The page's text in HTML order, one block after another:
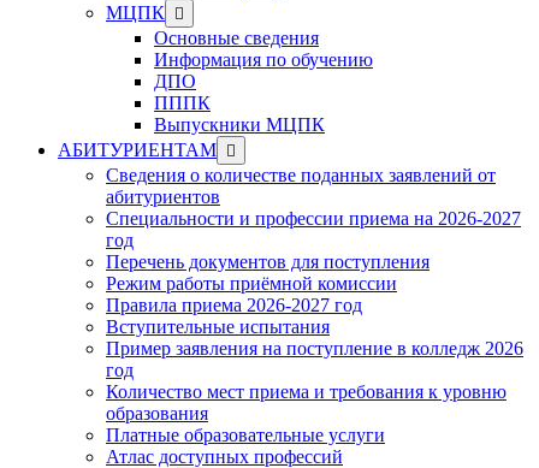
МЦПК Show
sub
menu
Основные сведения
Информация по обучению
ДПО
ПППК
Выпускники МЦПК
АБИТУРИЕНТАМ Show
sub
menu
Сведения о количестве поданных заявлений от
абитуриентов
Специальности и профессии приема на 2026-2027
год
Перечень документов для поступления
Режим работы приёмной комиссии
Правила приема 2026-2027 год
Вступительные испытания
Пример заявления на поступление в колледж 2026
год
Количество мест приема и требования к уровню
образования
Платные образовательные услуги
Атлас доступных профессий